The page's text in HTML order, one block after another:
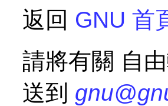
返回 GNU 首
請將有關 自
送到